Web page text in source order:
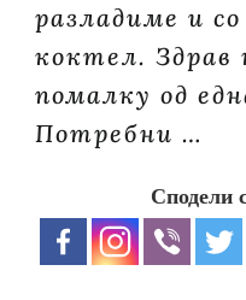
разладиме и со
коктел. Здрав
помалку од
Потребни …
Сподели